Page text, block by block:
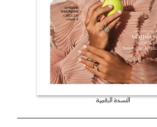
النسخة الرقمية